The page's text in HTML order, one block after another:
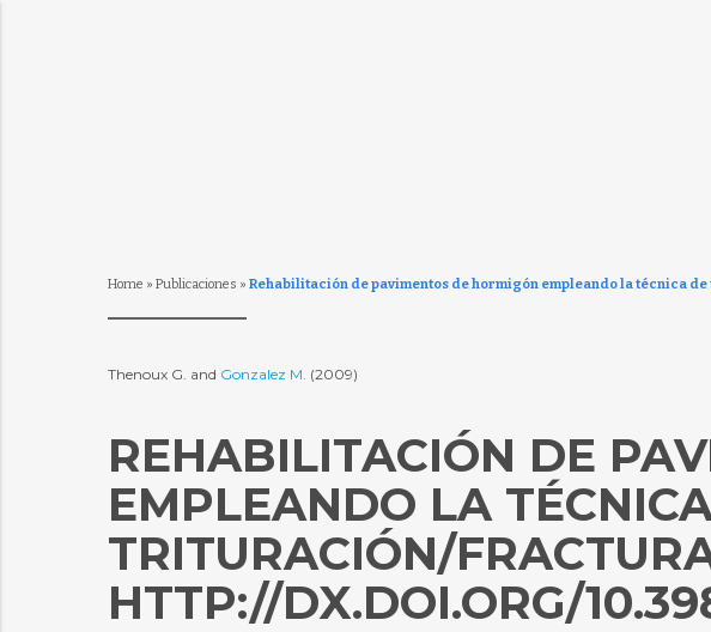
Home » Publicaciones » Rehabilitación de pavimentos de hormigón empleando la técnica
Thenoux G. and Gonzalez M. (2009)
REHABILITACIÓN DE
EMPLEANDO LA
TRITURACIÓN/
HTTP://DX.DOI.ORG/